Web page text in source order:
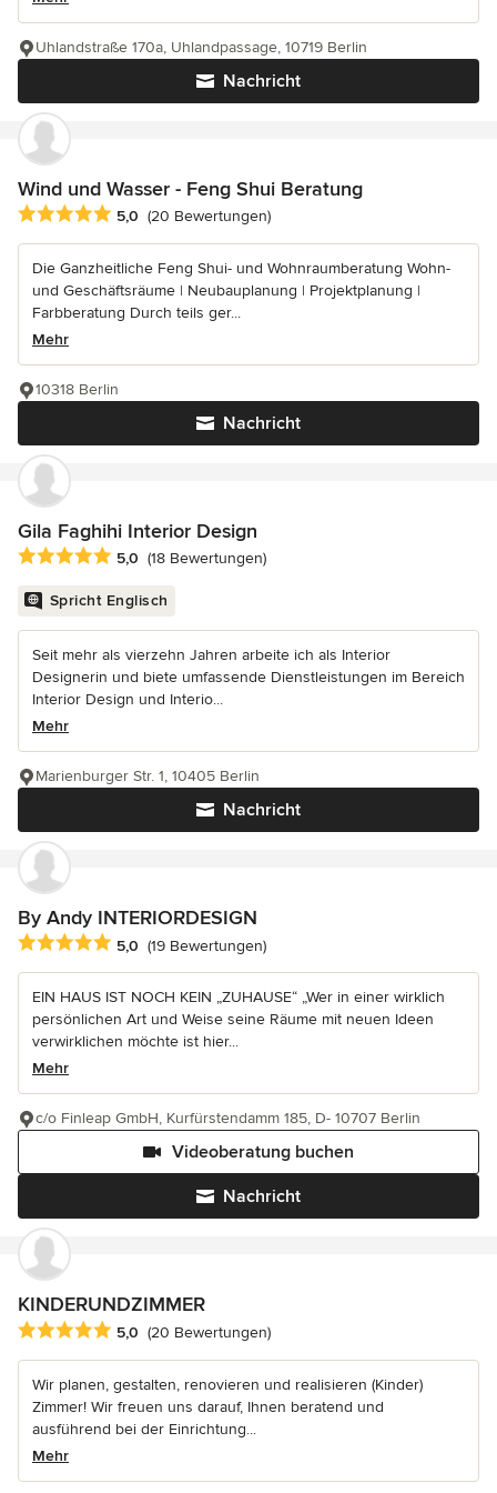
Nachricht
Uhlandstraße 170a, Uhlandpassage, 10719 Berlin
Wind und Wasser - Feng Shui Beratung
Durchschnittliche Bewertung: 5 von 5 Sternen
5,0 (20 Bewertungen)
Die Ganzheitliche Feng Shui- und Wohnraumberatung Wohn-
und Geschäftsräume | Neubauplanung | Projektplanung |
Farbberatung Durch teils ger...
Mehr
Nachricht
10318 Berlin
Gila Faghihi Interior Design
Durchschnittliche Bewertung: 5 von 5 Sternen
5,0 (18 Bewertungen)
Spricht Englisch
Seit mehr als vierzehn Jahren arbeite ich als Interior
Designerin und biete umfassende Dienstleistungen im Bereich
Interior Design und Interio...
Mehr
Nachricht
Marienburger Str. 1, 10405 Berlin
By Andy INTERIORDESIGN
Durchschnittliche Bewertung: 5 von 5 Sternen
5,0 (19 Bewertungen)
EIN HAUS IST NOCH KEIN „ZUHAUSE“ „Wer in einer wirklich
persönlichen Art und Weise seine Räume mit neuen Ideen
verwirklichen möchte ist hier...
Mehr
Nachricht
Videoberatung buchen
c/o Finleap GmbH, Kurfürstendamm 185, D- 10707 Berlin
KINDERUNDZIMMER
Durchschnittliche Bewertung: 5 von 5 Sternen
5,0 (20 Bewertungen)
Wir planen, gestalten, renovieren und realisieren (Kinder)
Zimmer! Wir freuen uns darauf, Ihnen beratend und
ausführend bei der Einrichtung...
Mehr